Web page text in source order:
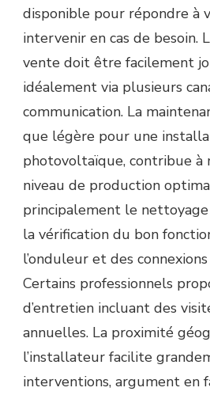
disponible pour répondre à
intervenir en cas de besoin.
vente doit être facilement
idéalement via plusieurs
communication. La
que légère pour une
photovoltaïque, contribue à
niveau de production
principalement le
la vérification du bon
l’onduleur et des
Certains professionnels
d’entretien incluant des
annuelles. La proximité
l’installateur facilite
interventions, argument en